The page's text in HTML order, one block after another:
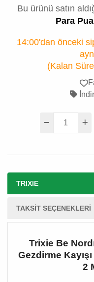
Bu ürünü satın
Para
14:00'dan önceki
(Kalan
TRIXIE
TAKSIT SEÇENEKLERI
Trixie Be
Gezdirme
2